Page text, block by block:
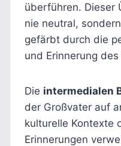
überführen. Dieser
nie neutral,
gefärbt durch die
und Erinnerung
Die intermedialen
der Großvater auf
kulturelle Kontexte
Erinnerungen